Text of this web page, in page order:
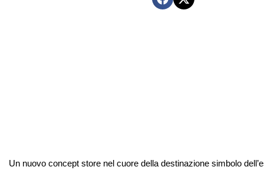
Un nuovo concept store nel cuore della destinazione simbolo